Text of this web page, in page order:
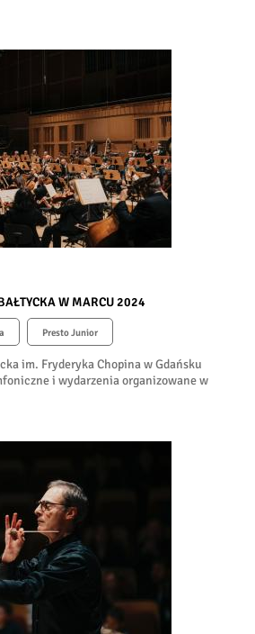
W MARCU 2024
Presto Junior
im. Fryderyka Chopina w Gdańsku
i wydarzenia organizowane w